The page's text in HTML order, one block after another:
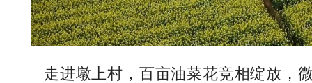
走进墩上村，百亩油菜花竞相绽放，